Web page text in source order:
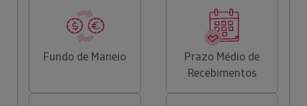
Fundo de Maneio
Prazo Médio de
Recebimentos